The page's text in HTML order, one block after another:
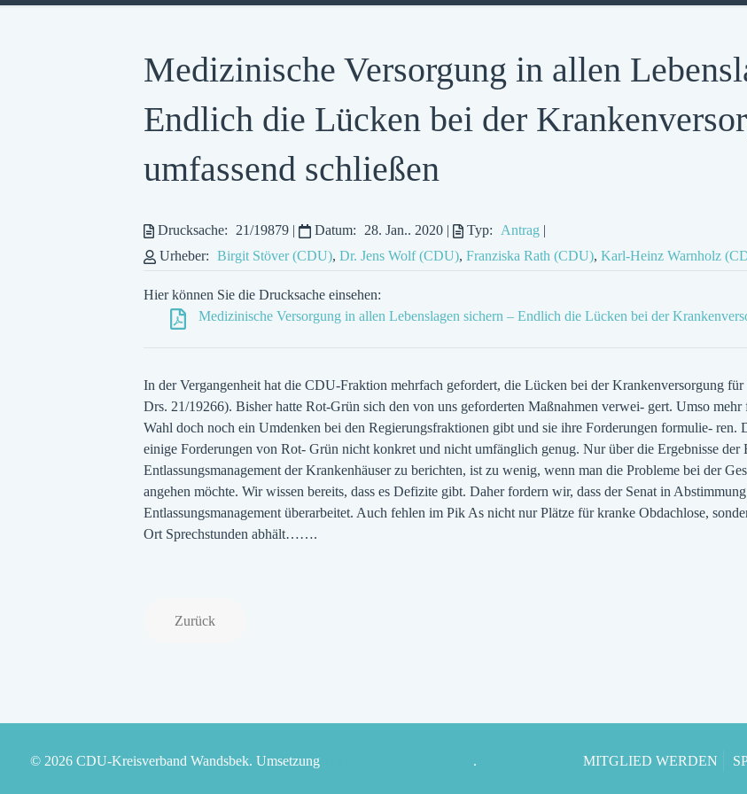
Medizinische Versorgung in allen
Endlich die Lücken bei der
umfassend schließen
Drucksache: 21/19879 | Datum: 28. Jan.. 2020 | Typ: Antrag |
Urheber:
Birgit Stöver (CDU),Dr. Jens Wolf (CDU),Franziska Rath (CDU),Karl-Heinz Warnholz
Hier können Sie die Drucksache einsehen:
Medizinische Versorgung in allen Lebenslagen sichern – Endlich die Lücken bei der
In der Vergangenheit hat die CDU-Fraktion mehrfach gefordert, die Lücken bei der Krankenversorgung
Drs. 21/19266). Bisher hatte Rot-Grün sich den von uns geforderten Maßnahmen verwei- gert. Umso
Wahl doch noch ein Umdenken bei den Regierungsfraktionen gibt und sie ihre Forderungen formulie- ren.
einige Forderungen von Rot- Grün nicht konkret und nicht umfänglich genug. Nur über die Ergebnisse der
Entlassungsmanagement der Krankenhäuser zu berichten, ist zu wenig, wenn man die Probleme bei der
angehen möchte. Wir wissen bereits, dass es Defizite gibt. Daher fordern wir, dass der Senat in
Entlassungsmanagement überarbeitet. Auch fehlen im Pik As nicht nur Plätze für kranke Obdachlose,
Ort Sprechstunden abhält…….
Zurück
© 2026 CDU-Kreisverband Wandsbek. Umsetzung . MITGLIED WERDEN